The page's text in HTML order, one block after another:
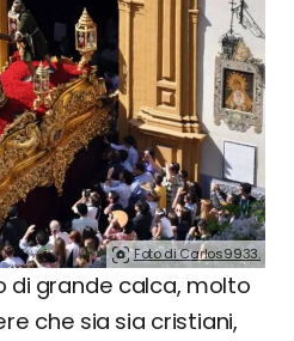
Foto di Carlos9933.
di grande calca, molto
che sia sia cristiani,